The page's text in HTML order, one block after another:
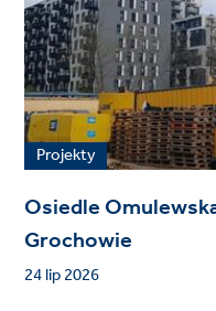
Projekty
Osiedle
Grochowie
24 lip 2026